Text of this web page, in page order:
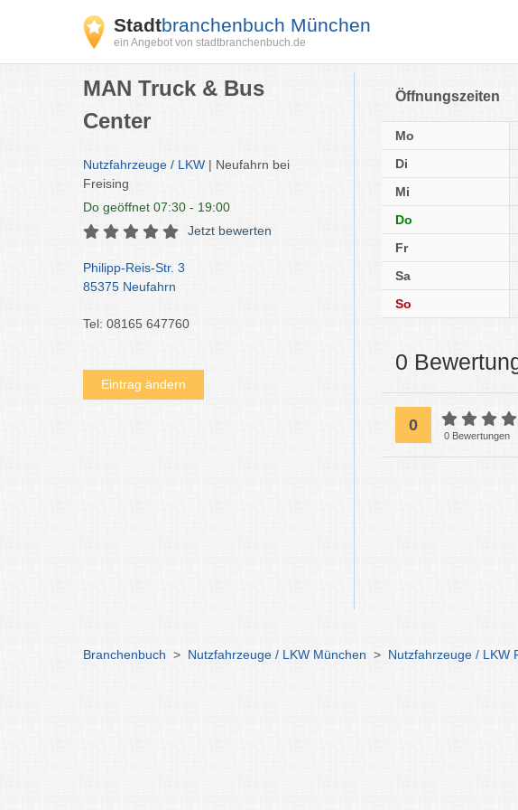
Stadtbranchenbuch München
ein Angebot von stadtbranchenbuch.de
MAN Truck & Bus
Center
Nutzfahrzeuge / LKW | Neufahrn bei
Freising
Do geöffnet 07:30 - 19:00
Jetzt bewerten
Philipp-Reis-Str. 3
85375 Neufahrn
Tel: 08165 647760
Eintrag ändern
Öffnungszeiten
Mo
Di
Mi
Do
Fr
Sa
So
0
0
0 Bewertungen
Branchenbuch > Nutzfahrzeuge / LKW München > Nutzfahrzeuge / LKW